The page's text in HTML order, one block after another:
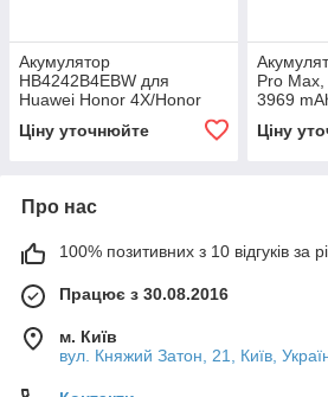
Акумулятор
HB4242B4EBW для
Huawei Honor 4X/Honor
mAh
Ціну уточнюйте
Pro
3969
Ціну
Про нас
100% позитивних з 10 відгуків за
Працює з 30.08.2016
м. Київ
вул. Княжий Затон, 21, Київ,